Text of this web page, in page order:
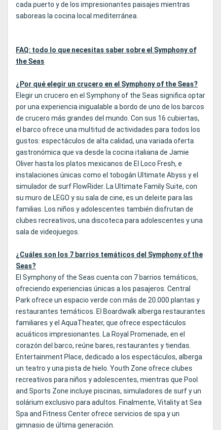
cada puerto y de los impresionantes paisajes mientras
saboreas la cocina local mediterránea.
FAQ: todo lo que necesitas saber sobre el Symphony of
the Seas
¿Por qué elegir un crucero en el Symphony of the Seas?
Elegir un crucero en el Symphony of the Seas significa optar
por una experiencia inigualable a bordo de uno de los barcos
de crucero más grandes del mundo. Con sus 16 cubiertas,
el barco ofrece una multitud de actividades para todos los
gustos: espectáculos de alta calidad, una variada oferta
gastronómica que va desde la cocina italiana de Jamie
Oliver hasta los platos mexicanos de El Loco Fresh, e
instalaciones únicas como el tobogán Ultimate Abyss y el
simulador de surf FlowRider. La Ultimate Family Suite, con
su muro de LEGO y su sala de cine, es un deleite para las
familias. Los niños y adolescentes también disfrutan de
clubes recreativos, una discoteca para adolescentes y una
sala de videojuegos.
¿Cuáles son los 7 barrios temáticos del Symphony of the
Seas?
El Symphony of the Seas cuenta con 7 barrios temáticos,
ofreciendo experiencias únicas a los pasajeros. Central
Park ofrece un espacio verde con más de 20.000 plantas y
restaurantes temáticos. El Boardwalk alberga restaurantes
familiares y el AquaTheater, que ofrece espectáculos
acuáticos impresionantes. La Royal Promenade, en el
corazón del barco, reúne bares, restaurantes y tiendas.
Entertainment Place, dedicado a los espectáculos, alberga
un teatro y una pista de hielo. Youth Zone ofrece clubes
recreativos para niños y adolescentes, mientras que Pool
and Sports Zone incluye piscinas, simuladores de surf y un
solárium exclusivo para adultos. Finalmente, Vitality at Sea
Spa and Fitness Center ofrece servicios de spa y un
gimnasio de última generación.